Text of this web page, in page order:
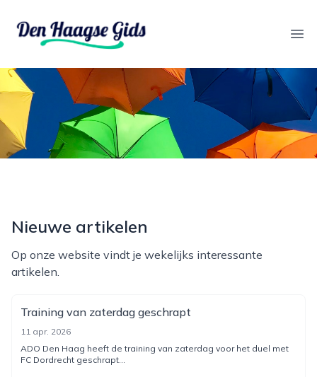
denhaagsegids.nl
Nieuwe artikelen
Op onze website vindt je wekelijks interessante
artikelen.
Training van zaterdag geschrapt
11 apr. 2026
ADO Den Haag heeft de training van zaterdag voor het duel met
FC Dordrecht geschrapt...